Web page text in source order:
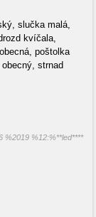
slučka malá,
kvíčala,
poštolka
strnad
%2019 %12:%**led****